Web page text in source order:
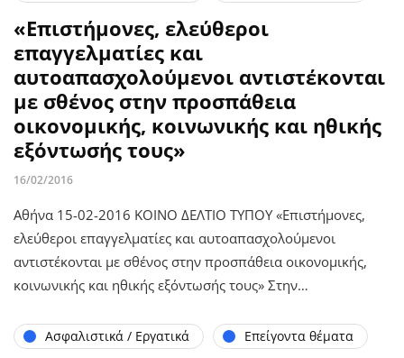
«Επιστήμονες, ελεύθεροι
επαγγελματίες και
αυτοαπασχολούμενοι αντιστέκονται
με σθένος στην προσπάθεια
οικονομικής, κοινωνικής και ηθικής
εξόντωσής τους»
16/02/2016
Αθήνα 15-02-2016 ΚΟΙΝΟ ΔΕΛΤΙΟ ΤΥΠΟΥ «Επιστήμονες,
ελεύθεροι επαγγελματίες και αυτοαπασχολούμενοι
αντιστέκονται με σθένος στην προσπάθεια οικονομικής,
κοινωνικής και ηθικής εξόντωσής τους» Στην…
Ασφαλιστικά / Εργατικά Επείγοντα θέματα